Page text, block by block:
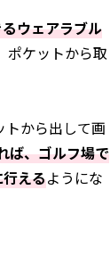
ウェアラブル
ポケットから取
から出して画
、ゴルフ場で
えるようにな